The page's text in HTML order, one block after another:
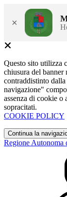
×
Questo sito utilizza
chiusura del banner
contraddistinto
navigazione"
assenza di cookie o
sopracitati.
COOKIE POLICY
Continua la
Regione Autonoma